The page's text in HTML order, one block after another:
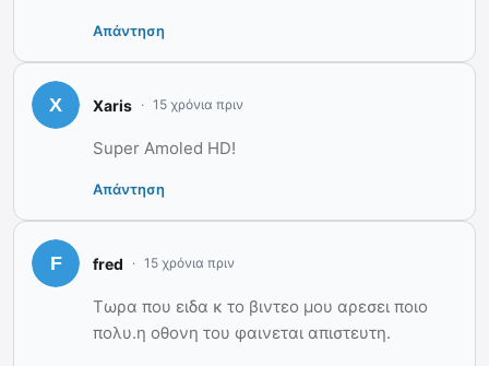
Απάντηση
Xaris 15 χρόνια πριν
Super Amoled HD!
Απάντηση
fred 15 χρόνια πριν
Τωρα που ειδα κ το βιντεο μου αρεσει ποιο
πολυ.η οθονη του φαινεται απιστευτη.